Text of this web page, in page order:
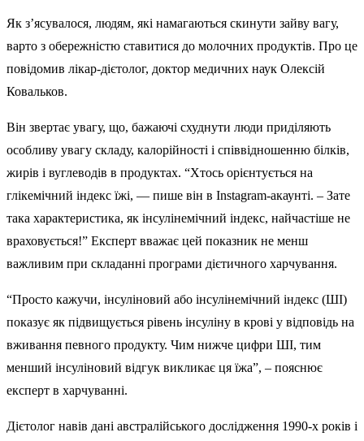
Як з’ясувалося, людям, які намагаються скинути зайву вагу,
варто з обережністю ставитися до молочних продуктів. Про це
повідомив лікар-дієтолог, доктор медичних наук Олексій
Ковальков.
Він звертає увагу, що, бажаючі схуднути люди приділяють
особливу увагу складу, калорійності і співвідношенню білків,
жирів і вуглеводів в продуктах. “Хтось орієнтується на
глікемічний індекс їжі, — пише він в Instagram-акаунті. – Зате
така характеристика, як інсулінемічний індекс, найчастіше не
враховується!” Експерт вважає цей показник не менш
важливим при складанні програми дієтичного харчування.
“Просто кажучи, інсуліновий або інсулінемічний індекс (ШІ)
показує як підвищується рівень інсуліну в крові у відповідь на
вживання певного продукту. Чим нижче цифри ШІ, тим
менший інсуліновий відгук викликає ця їжа”, – пояснює
експерт в харчуванні.
Дієтолог навів дані австралійського дослідження 1990-х років і